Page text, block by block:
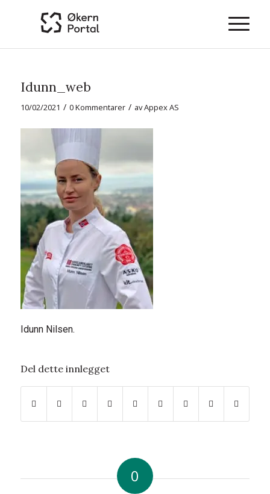
Idunn_web
10/02/2021 / 0 Kommentarer / avAppex AS
Idunn Nilsen.
Del dette innlegget
0